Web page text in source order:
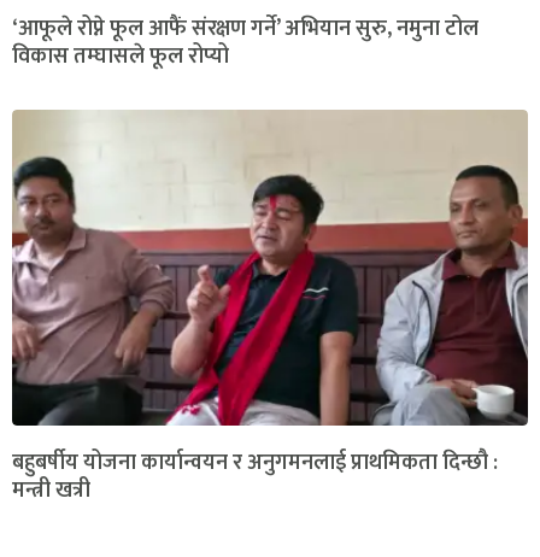
‘आफूले रोप्ने फूल आफैं संरक्षण गर्ने’ अभियान सुरु, नमुना टोल
विकास तम्घासले फूल रोप्यो
बहुबर्षीय योजना कार्यान्वयन र अनुगमनलाई प्राथमिकता दिन्छौ :
मन्त्री खत्री